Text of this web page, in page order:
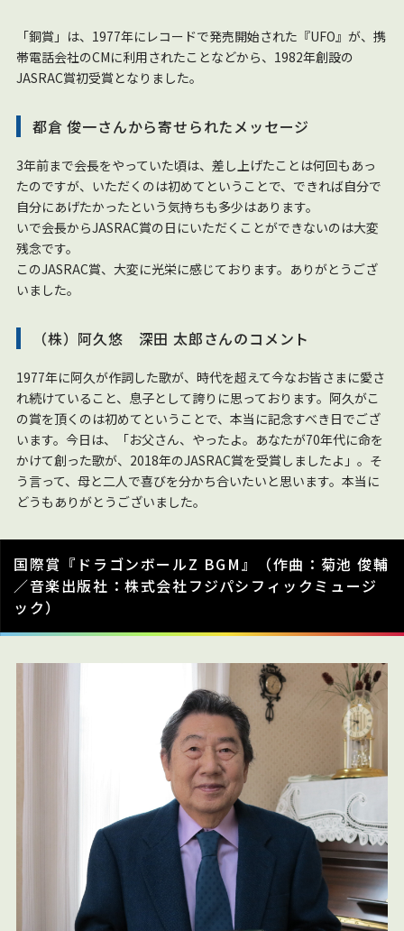
「銅賞」は、1977年にレコードで発売開始された『UFO』が、携
帯電話会社のCMに利用されたことなどから、1982年創設の
JASRAC賞初受賞となりました。
都倉 俊一さんから寄せられたメッセージ
3年前まで会長をやっていた頃は、差し上げたことは何回もあっ
たのですが、いただくのは初めてということで、できれば自分で
自分にあげたかったという気持ちも多少はあります。
いで会長からJASRAC賞の日にいただくことができないのは大変
残念です。
このJASRAC賞、大変に光栄に感じております。ありがとうござ
いました。
（株）阿久悠 深田 太郎さんのコメント
1977年に阿久が作詞した歌が、時代を超えて今なお皆さまに愛さ
れ続けていること、息子として誇りに思っております。阿久がこ
の賞を頂くのは初めてということで、本当に記念すべき日でござ
います。今日は、「お父さん、やったよ。あなたが70年代に命を
かけて創った歌が、2018年のJASRAC賞を受賞しましたよ」。そ
う言って、母と二人で喜びを分かち合いたいと思います。本当に
どうもありがとうございました。
国際賞『ドラゴンボールZ BGM』（作曲：菊池 俊輔
／音楽出版社：株式会社フジパシフィックミュージ
ック）